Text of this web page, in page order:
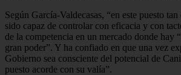
Según García-Valdecasas, “en este puesto
sido capaz de controlar con eficacia y con
de la competencia en un mercado donde hay
gran poder”. Y ha confiado en que una vez
Gobierno sea consciente del potencial de
puesto acorde con su valía”.